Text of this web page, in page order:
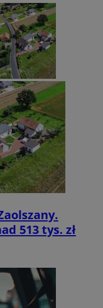
513 tys. zł